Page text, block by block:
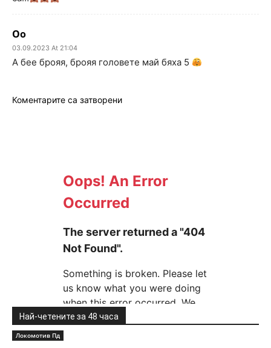
Оо
03.09.2023 At 21:04
А бее брояя, брояя головете май бяха 5
Коментарите са затворени
Най-четените за 48 часа
Локомотив Пд